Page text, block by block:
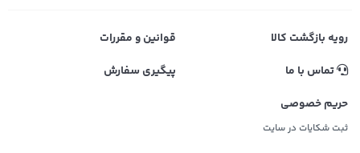
رویه بازگشت کالا
قوانین و مقررات
تماس با ما
پیگیری سفارش
حریم خصوصی
ثبت شکایات در سایت